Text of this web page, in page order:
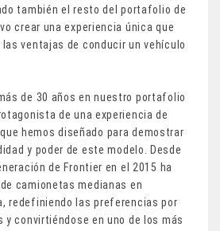
también el resto del portafolio de
crear una experiencia única que
ventajas de conducir un vehículo
de 30 años en nuestro portafolio
de una experiencia de
hemos diseñado para demostrar
y poder de este modelo. Desde
de Frontier en el 2015 ha
camionetas medianas en
redefiniendo las preferencias por
convirtiéndose en uno de los más